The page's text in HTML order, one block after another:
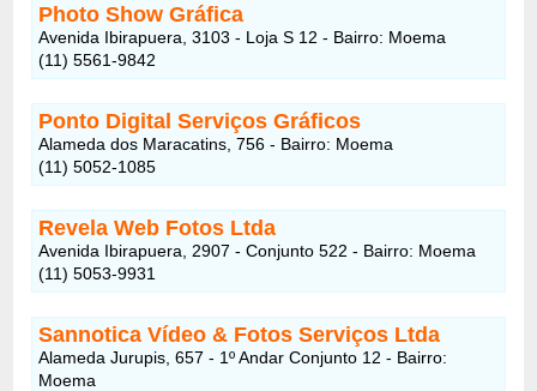
Photo Show Gráfica
Avenida Ibirapuera, 3103 - Loja S 12 - Bairro: Moema
(11) 5561-9842
Ponto Digital Serviços Gráficos
Alameda dos Maracatins, 756 - Bairro: Moema
(11) 5052-1085
Revela Web Fotos Ltda
Avenida Ibirapuera, 2907 - Conjunto 522 - Bairro: Moema
(11) 5053-9931
Sannotica Vídeo & Fotos Serviços Ltda
Alameda Jurupis, 657 - 1º Andar Conjunto 12 - Bairro:
Moema